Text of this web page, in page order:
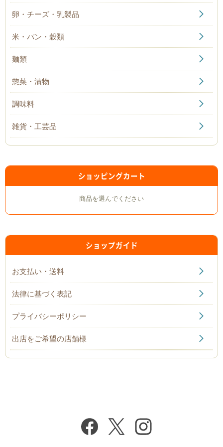
卵・チーズ・乳製品
米・パン・穀類
麺類
惣菜・漬物
調味料
雑貨・工芸品
ショッピングカート
商品を選んでください
ショップガイド
お支払い・送料
法律に基づく表記
プライバシーポリシー
出店をご希望の店舗様